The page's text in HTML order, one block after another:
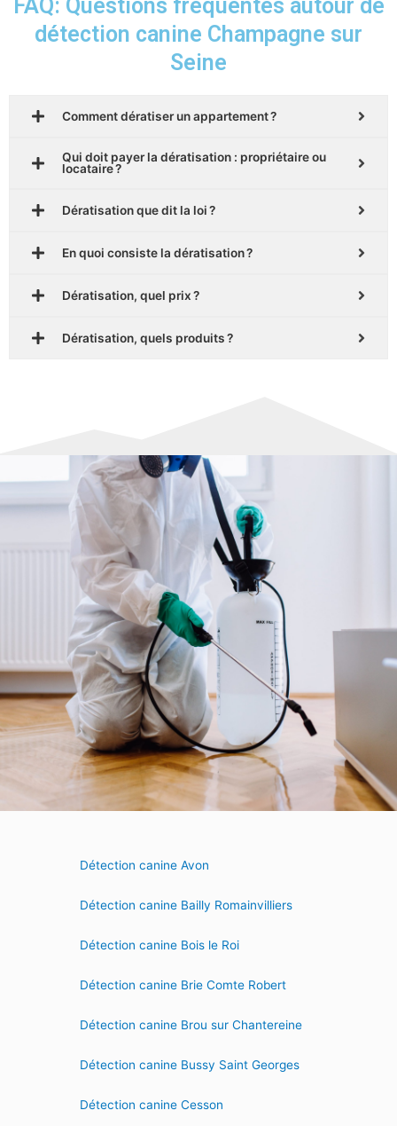
FAQ: Questions fréquentes autour de
détection canine Champagne sur
Seine
Comment dératiser un appartement ?
Qui doit payer la dératisation : propriétaire ou
locataire ?
Dératisation que dit la loi ?
En quoi consiste la dératisation ?
Dératisation, quel prix ?
Dératisation, quels produits ?
Détection canine Avon
Détection canine Bailly Romainvilliers
Détection canine Bois le Roi
Détection canine Brie Comte Robert
Détection canine Brou sur Chantereine
Détection canine Bussy Saint Georges
Détection canine Cesson